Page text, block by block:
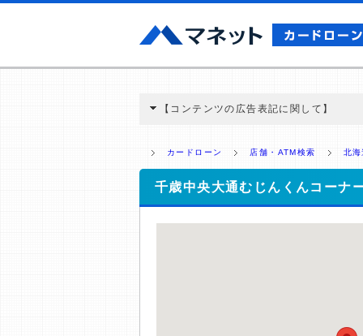
【コンテンツの広告表記に関して】
ミ収集などに基づき、公平性を担保した情
>提携企業一覧
カードローン 店舗・ATM検索 北
千歳中央大通むじんくんコーナ